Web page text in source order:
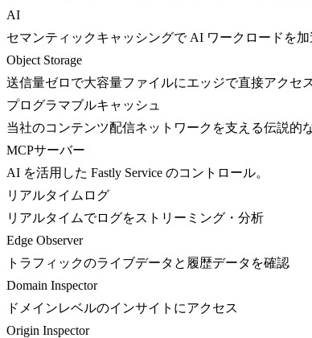
AI
セマンティックキャッシングで AI ワークロードを
Object Storage
送信量ゼロで大容量ファイルにエッジで直接アクセ
プログラマブルキャッシュ
当社のコンテンツ配信ネットワークを支える伝説的
MCPサーバー
AI を活用した Fastly Service のコントロール。
リアルタイムログ
リアルタイムでログをストリーミング・分析
Edge Observer
トラフィックのライブデータと履歴データを確認
Domain Inspector
ドメインレベルのインサイトにアクセス
Origin Inspector